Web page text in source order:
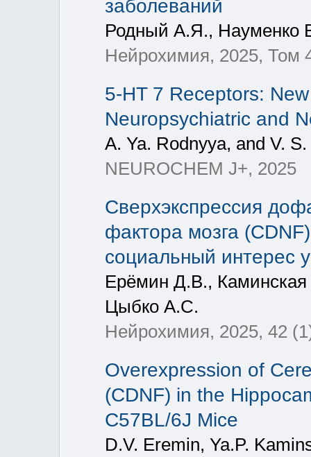
заболеваний
Родный А.Я., Науменко
Нейрохимия, 2025, Том
5-HT 7 Receptors:
Neuropsychiatric and
A. Ya. Rodnyya, and V.
NEUROCHEM J+, 2025
Сверхэкспрессия
фактора мозга
социальный интерес
Ерёмин Д.В.,
Цыбко А.С.
Нейрохимия, 2025, 42
Overexpression of
(CDNF) in the
C57BL/6J Mice
D.V. Eremin, Ya.P.